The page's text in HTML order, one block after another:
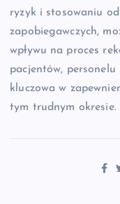
ryzyk i stosowaniu
zapobiegawczych,
wpływu na proces
pacjentów,
kluczowa w
tym trudnym okresie.